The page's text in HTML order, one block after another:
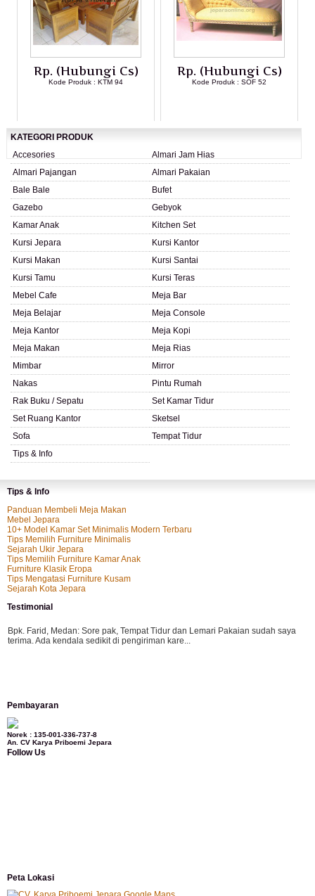
Rp. (Hubungi Cs)
Kode Produk : KTM 94
Rp. (Hubungi Cs)
Kode Produk : SOF 52
KATEGORI PRODUK
Accesories
Almari Jam Hias
Almari Pajangan
Almari Pakaian
Bale Bale
Bufet
Gazebo
Gebyok
Kamar Anak
Kitchen Set
Kursi Jepara
Kursi Kantor
Kursi Makan
Kursi Santai
Kursi Tamu
Kursi Teras
Mebel Cafe
Meja Bar
Meja Belajar
Meja Console
Meja Kantor
Meja Kopi
Meja Makan
Meja Rias
Mimbar
Mirror
Nakas
Pintu Rumah
Rak Buku / Sepatu
Set Kamar Tidur
Set Ruang Kantor
Sketsel
Sofa
Tempat Tidur
Tips & Info
Tips & Info
Panduan Membeli Meja Makan
Mebel Jepara
10+ Model Kamar Set Minimalis Modern Terbaru
Tips Memilih Furniture Minimalis
Sejarah Ukir Jepara
Tips Memilih Furniture Kamar Anak
Furniture Klasik Eropa
Tips Mengatasi Furniture Kusam
Sejarah Kota Jepara
Testimonial
Bpk. Farid, Medan: Sore pak, Tempat Tidur dan Lemari Pakaian sudah saya
terima. Ada kendala sedikit di pengiriman kare...
kursi teras saya sudah saya terima dan p...
Pembayaran
Norek : 135-001-336-737-8
An. CV Karya Priboemi Jepara
Follow Us
Peta Lokasi